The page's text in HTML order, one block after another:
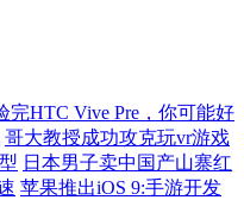
完HTC Vive Pre，你可能好
哥大教授成功攻克玩vr游戏
日本男子卖中国产山寨红
苹果推出iOS 9:手游开发